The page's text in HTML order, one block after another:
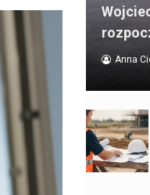
Anna